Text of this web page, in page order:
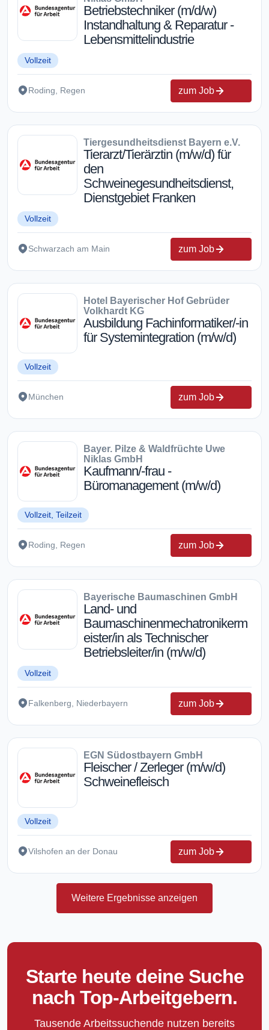
Betriebstechniker (m/d/w)
Instandhaltung & Reparatur -
Lebensmittelindustrie
Vollzeit
Roding, Regen zum Job
Tiergesundheitsdienst Bayern e.V.
Tierarzt/Tierärztin (m/w/d) für
den
Schweinegesundheitsdienst,
Dienstgebiet Franken
Vollzeit
Schwarzach am Main zum Job
Hotel Bayerischer Hof Gebrüder
Volkhardt KG
Ausbildung Fachinformatiker/-in
für Systemintegration (m/w/d)
Vollzeit
München zum Job
Bayer. Pilze & Waldfrüchte Uwe
Niklas GmbH
Kaufmann/-frau -
Büromanagement (m/w/d)
Vollzeit, Teilzeit
Roding, Regen zum Job
Bayerische Baumaschinen GmbH
Land- und
Baumaschinenmechatronikerm
eister/in als Technischer
Betriebsleiter/in (m/w/d)
Vollzeit
Falkenberg, Niederbayern zum Job
EGN Südostbayern GmbH
Fleischer / Zerleger (m/w/d)
Schweinefleisch
Vollzeit
Vilshofen an der Donau zum Job
Weitere Ergebnisse anzeigen
Starte heute deine Suche
nach Top-Arbeitgebern.
Tausende Arbeitssuchende nutzen bereits